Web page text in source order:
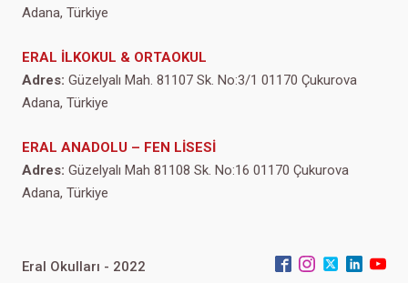
Adana, Türkiye
ERAL İLKOKUL & ORTAOKUL
Adres: Güzelyalı Mah. 81107 Sk. No:3/1 01170 Çukurova
Adana, Türkiye
ERAL ANADOLU – FEN LİSESİ
Adres: Güzelyalı Mah 81108 Sk. No:16 01170 Çukurova
Adana, Türkiye
Eral Okulları - 2022